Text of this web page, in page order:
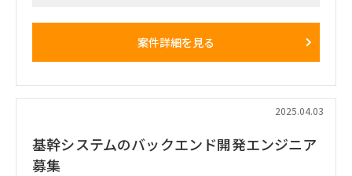
案件詳細を見る
2025.04.03
基幹システムのバックエンド開発エンジニア
募集